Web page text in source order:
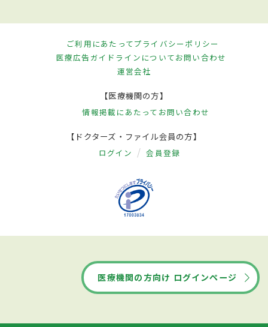
ご利用にあたってプライバシーポリシー
医療広告ガイドラインについてお問い合わせ
運営会社
【医療機関の方】
情報掲載にあたって お問い合わせ
【ドクターズ・ファイル会員の方】
ログイン 会員登録
医療機関の方向け ログインページ